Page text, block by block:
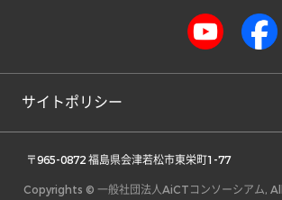
サイトポリシー
〒965-0872 福島県会津若松市東栄町1-77
Copyrights © 一般社団法人AiCTコンソーシアム,